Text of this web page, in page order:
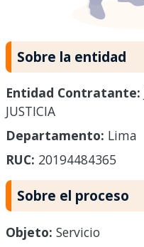
Sobre la entidad
Entidad Contratante:
JUSTICIA
Departamento: Lima
RUC: 20194484365
Sobre el proceso
Objeto: Servicio